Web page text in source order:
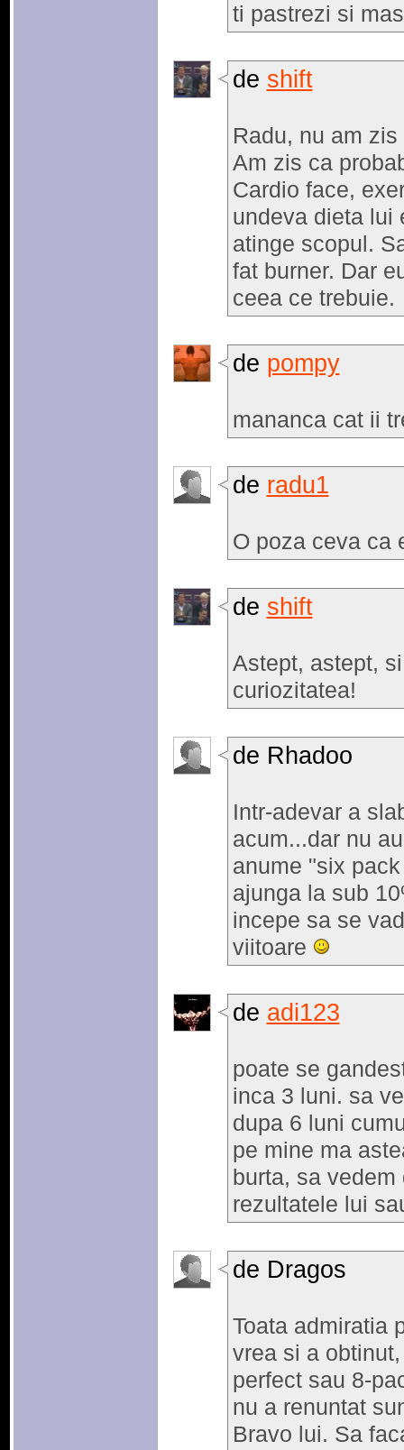
ti pastrezi si
de shift
Radu, nu am
Am zis ca
Cardio face,
undeva dieta lui
atinge scopul.
fat burner. Dar
ceea ce trebuie.
de pompy
mananca cat ii
de radu1
O poza ceva ca
de shift
Astept, astept,
curiozitatea!
de Rhadoo
Intr-adevar a
acum...dar nu
anume "six
ajunga la sub
incepe sa se
viitoare
de adi123
poate se
inca 3 luni. sa
dupa 6 luni
pe mine ma
burta, sa
rezultatele lui
de Dragos
Toata admiratia
vrea si a
perfect sau 8-
nu a renuntat
Bravo lui. Sa